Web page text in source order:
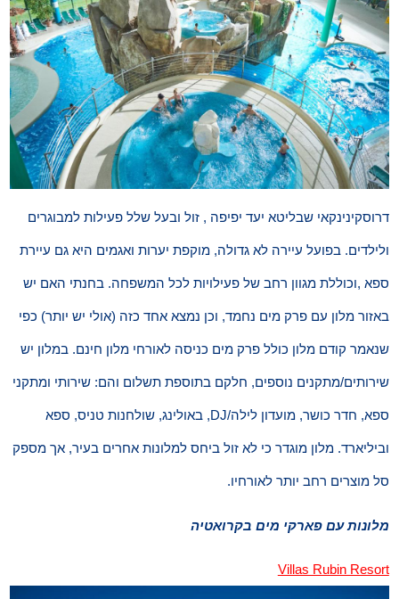
דרוסקינינקאי שבליטא יעד יפיפה , זול ובעל שלל פעילות למבוגרים
ולילדים. בפועל עיירה לא גדולה, מוקפת יערות ואגמים היא גם עיירת
ספא ,וכוללת מגוון רחב של פעילויות לכל המשפחה. בחנתי האם יש
באזור מלון עם פרק מים נחמד, וכן נמצא אחד כזה (אולי יש יותר) כפי
שנאמר קודם מלון כולל פרק מים כניסה לאורחי מלון חינם. במלון יש
שירותים/מתקנים נוספים, חלקם בתוספת תשלום והם: שירותי ומתקני
ספא, חדר כושר, מועדון לילה/DJ, באולינג, שולחנות טניס, ספא
וביליארד. מלון מוגדר כי לא זול ביחס למלונות אחרים בעיר, אך מספק
סל מוצרים רחב יותר לאורחיו.
מלונות עם פארקי מים בקרואטיה
Villas Rubin Resort